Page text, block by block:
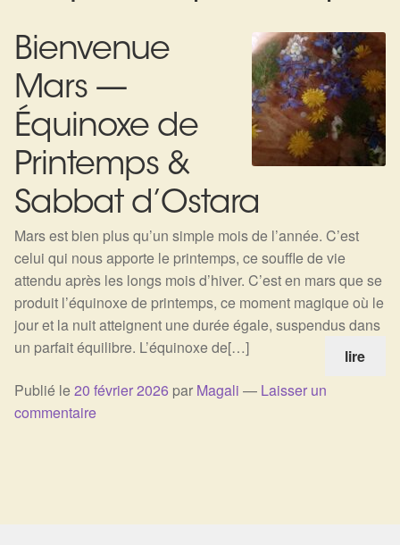
Nouveautés
Bijoux
Bolas
Bracelets
Colliers
Pendentifs
Pierres
Harmonisation
Panier
Search
for:
Bienvenue
Mars —
Équinoxe de
Printemps &
Sabbat d’Ostara
Mars est bien plus qu’un simple mois de l’année. C’est
celui qui nous apporte le printemps, ce souffle de vie
attendu après les longs mois d’hiver. C’est en mars que se
produit l’équinoxe de printemps, ce moment magique où le
jour et la nuit atteignent une durée égale, suspendus dans
un parfait équilibre. L’équinoxe de[…]
lire
Publié le20 février 2026 par Magali — Laisser un
commentaire